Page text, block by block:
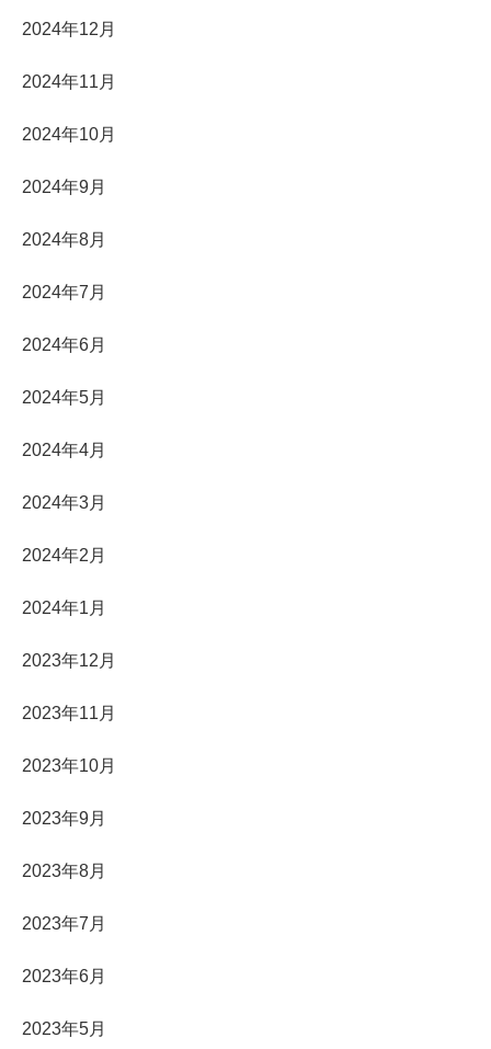
2024年12月
2024年11月
2024年10月
2024年9月
2024年8月
2024年7月
2024年6月
2024年5月
2024年4月
2024年3月
2024年2月
2024年1月
2023年12月
2023年11月
2023年10月
2023年9月
2023年8月
2023年7月
2023年6月
2023年5月